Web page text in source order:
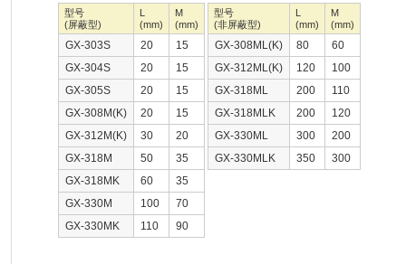
型号
(屏蔽型)
(mm)
M
(mm)
GX-303S 20
15
GX-304S
20
15
GX-305S
20
15
GX-308M(K)
20
15
GX-312M(K)
30
20
GX-318M
50
35
GX-318MK
60
35
GX-330M
100
70
GX-330MK
110 90
型号
(非屏蔽型)
(mm)
M
(mm)
GX-308ML(K) 80
60
GX-312ML(K)
120
100
GX-318ML
200
110
GX-318MLK
200
120
GX-330ML
300
200
GX-330MLK
350 300